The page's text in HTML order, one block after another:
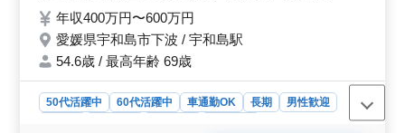
り、積算 CADでの図面修正業務 その他付随
する業務 社会保険完備、資格手当あり 最
近、60代のベテラン経験者を採用いたしま
年収400万円〜600万円
愛媛県宇和島市下波 / 宇和島駅
54.6歳 / 最高年齢 69歳
50代活躍中 60代活躍中 車通勤OK 長期
男性歓迎